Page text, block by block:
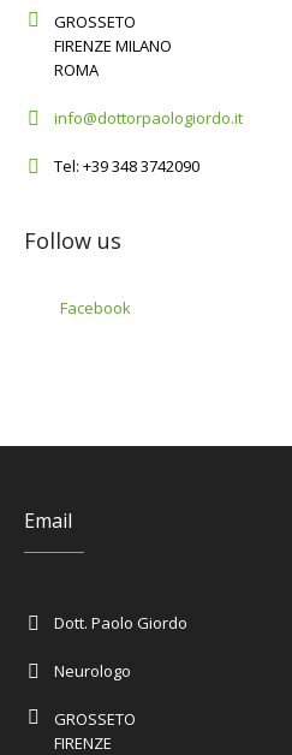
GROSSETO
FIRENZE MILANO
ROMA
info@dottorpaologiordo.it
Tel: +39 348 3742090
Follow us
Facebook
Email
Dott. Paolo Giordo
Neurologo
GROSSETO
FIRENZE